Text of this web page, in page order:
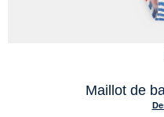
Maillot de